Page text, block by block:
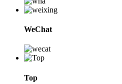
WeChat
Top